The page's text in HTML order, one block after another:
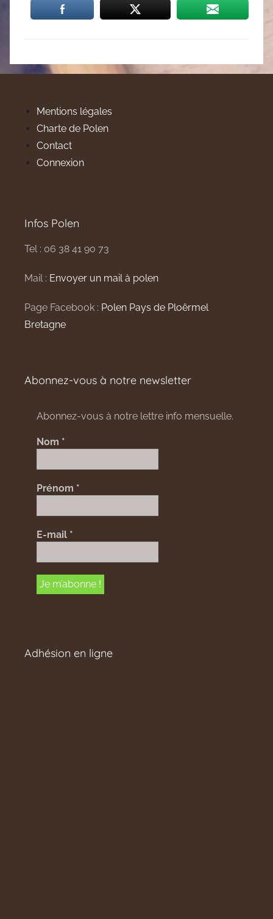
Mentions légales
Charte de Polen
Contact
Connexion
Infos Polen
Tel : 06 38 41 90 73
Mail : Envoyer un mail à polen
Page Facebook : Polen Pays de Ploërmel
Bretagne
Abonnez-vous à notre newsletter
Abonnez-vous à notre lettre info mensuelle.
Nom *
Prénom *
E-mail *
Adhésion en ligne